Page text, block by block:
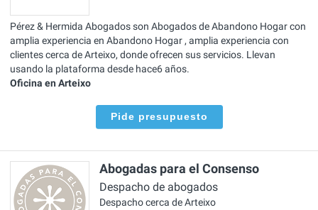
Pérez & Hermida Abogados son Abogados de Abandono Hogar con
amplia experiencia en Abandono Hogar , amplia experiencia con
clientes cerca de Arteixo, donde ofrecen sus servicios. Llevan
usando la plataforma desde hace6 años.
Oficina en Arteixo
Pide presupuesto
Abogadas para el Consenso
Despacho de abogados
Despacho cerca de Arteixo